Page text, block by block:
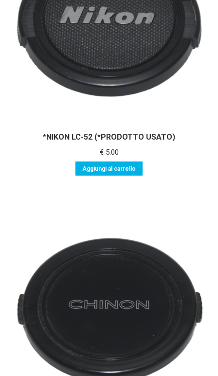
*NIKON LC-52 (*PRODOTTO USATO)
€5.00
Aggiungi al carrello